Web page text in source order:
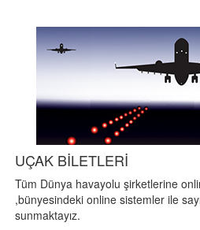
UÇAK BİLETLERİ
Tüm Dünya havayolu şirketlerine
,bünyesindeki online sistemler ile
sunmaktayız.